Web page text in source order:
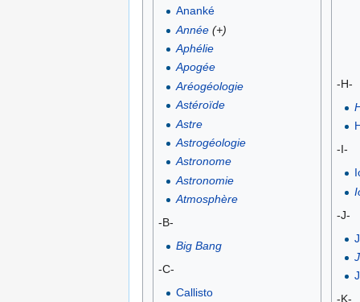
Ananké
Année(+)
Aphélie
Apogée
Aréogéologie
Astéroïde
Astre
Astrogéologie
Astronome
Astronomie
Atmosphère
-B-
Big Bang
-C-
Callisto
-H-
-I-
-J-
-K-